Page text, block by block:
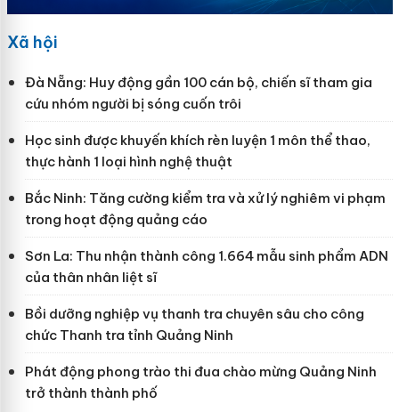
Xã hội
Đà Nẵng: Huy động gần 100 cán bộ, chiến sĩ tham gia
cứu nhóm người bị sóng cuốn trôi
Học sinh được khuyến khích rèn luyện 1 môn thể thao,
thực hành 1 loại hình nghệ thuật
Bắc Ninh: Tăng cường kiểm tra và xử lý nghiêm vi phạm
trong hoạt động quảng cáo
Sơn La: Thu nhận thành công 1.664 mẫu sinh phẩm ADN
của thân nhân liệt sĩ
Bồi dưỡng nghiệp vụ thanh tra chuyên sâu cho công
chức Thanh tra tỉnh Quảng Ninh
Phát động phong trào thi đua chào mừng Quảng Ninh
trở thành thành phố